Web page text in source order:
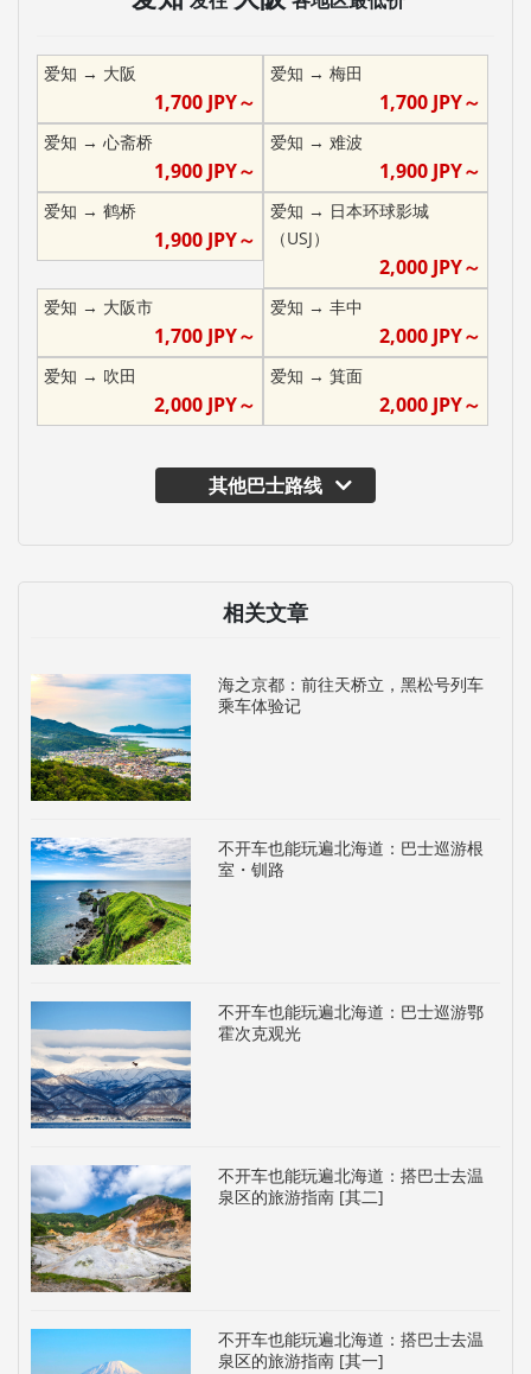
爱知 → 大阪
1,700JPY～
爱知 → 梅田
1,700 JPY～
爱知 → 心斋桥
1,900JPY～
爱知 → 难波
1,900 JPY～
爱知 → 鹤桥
1,900JPY～
爱知 → 日本环球影城
（USJ）
2,000 JPY～
爱知 → 大阪市
1,700JPY～
爱知 → 丰中
2,000 JPY～
爱知 → 吹田
2,000JPY～
爱知 → 箕面
2,000 JPY～
其他巴士路线
相关文章
海之京都：前往天桥立，黑松号列车
乘车体验记
不开车也能玩遍北海道：巴士巡游根
室・钏路
不开车也能玩遍北海道：巴士巡游鄂
霍次克观光
不开车也能玩遍北海道：搭巴士去温
泉区的旅游指南 [其二]
不开车也能玩遍北海道：搭巴士去温
泉区的旅游指南 [其一]